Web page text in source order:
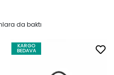
da baktı
KARGO
BEDAVA